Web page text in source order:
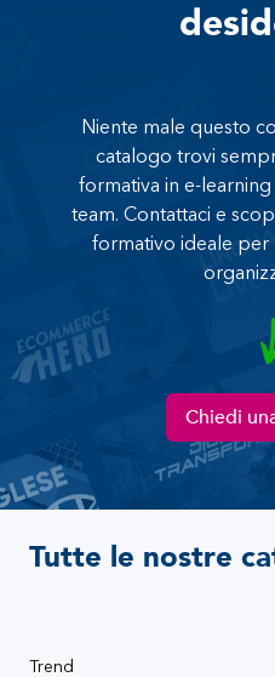
Niente male questo
catalogo trovi
formativa in e-
team. Contattaci e
formativo ideale
Chiedi
Tutte le nostre
Trend